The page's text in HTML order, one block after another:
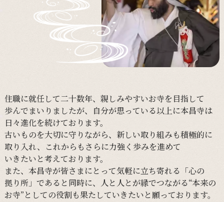
住職に就任して二十数年、 親しみやすいお寺を目指して
歩んでまいりましたが、 自分が思っている以上に本昌寺は
日々進化を続けております。
古いものを大切に守りながら、 新しい取り組みも積極的に
取り入れ、
これからも さらに力強く 歩みを進めて
いきたいと考えております。
また、 本昌寺が皆さまにとって気軽に立ち寄れる 「心の
拠り所」であると同時に、 人と 人とが縁でつながる“本来の
お寺”と しての役割も果たしていきたいと願っております。